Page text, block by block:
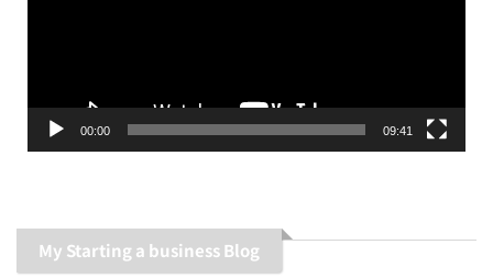
00:00 09:41
My Starting a business Blog